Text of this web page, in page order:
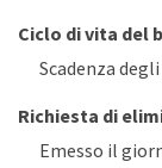
Ciclo di vita del
Scadenza
Richiesta di
Emesso il